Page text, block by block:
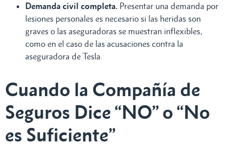
Demanda civil completa. Presentar una demanda por
lesiones personales es necesario si las heridas son
graves o las aseguradoras se muestran inflexibles,
como en el caso de las acusaciones contra la
aseguradora de Tesla.
Cuando la Compañía de
Seguros Dice “NO” o “No
es Suficiente”